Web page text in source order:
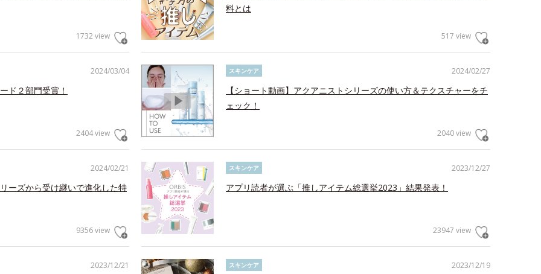
1732 view
料とは
517 view
2024/03/04
ド２部門受賞！
2404 view
2024/02/27
スキンケア
【ショート動画】アクアニストシリーズの使い方＆テクスチャーをチ
ェック！
2040 view
2024/02/21
ーズから受け継いで進化した特
9356 view
2023/12/27
スキンケア
アプリ読者が選ぶ「推しアイテム総選挙2023」結果発表！
23947 view
2023/12/21 2023/12/19
スキンケア